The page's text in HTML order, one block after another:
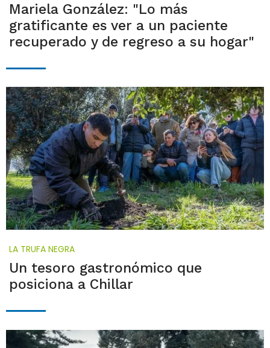
Mariela González: "Lo más
gratificante es ver a un paciente
recuperado y de regreso a su hogar"
LA TRUFA NEGRA
Un tesoro gastronómico que
posiciona a Chillar